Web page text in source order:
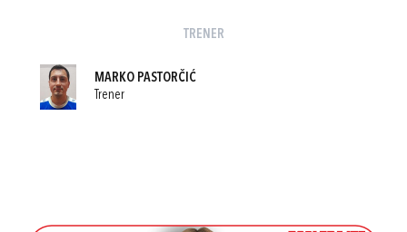
TRENER
MARKO PASTORČIĆ
Trener